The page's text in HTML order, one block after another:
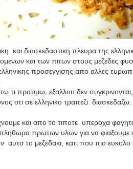
και διασκεδαστικη πλευρα της
και των πιτων στους μεζεδες
προσεγγισης απο αλλες
τι προτιμω, εξαλλου δεν
οτι σε ελληνικο τραπεζι διασκεδαζω.
και απο το τιποτε υπεροχα
πληθωρα πρωτων υλων για να φιαξουμε
αυτο το μεζεδακι, κατι που πιο